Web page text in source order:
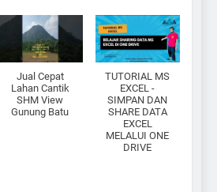
Jual Cepat
Lahan Cantik
SHM View
Gunung Batu
TUTORIAL MS
EXCEL -
SIMPAN DAN
SHARE DATA
EXCEL
MELALUI ONE
DRIVE